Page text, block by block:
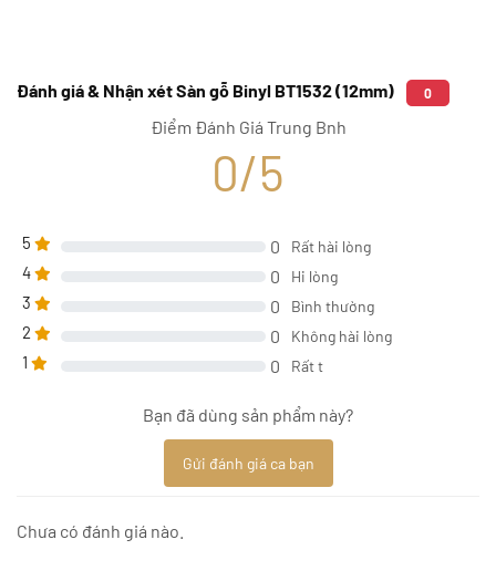
Đánh giá & Nhận xét Sàn gỗ Binyl BT1532 (12mm) 0
Điểm Đánh Giá Trung Bnh
0/5
5 0 Rất hài lòng
4 0 Hi lòng
3 0 Bình thường
2 0 Không hài lòng
1 0 Rất t
Bạn đã dùng sản phẩm này?
Gửi đánh giá ca bạn
Chưa có đánh giá nào.